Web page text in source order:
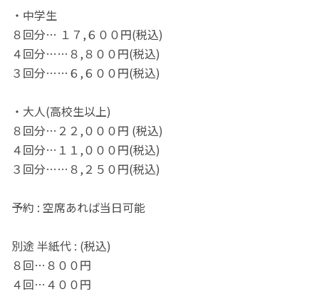
・中学生
８回分… １７,６００円(税込)
４回分……８,８００円(税込)
３回分……６,６００円(税込)
・大人(高校生以上)
８回分…２２,０００円 (税込)
４回分…１１,０００円(税込)
３回分……８,２５０円(税込)
予約 : 空席あれば当日可能
別途 半紙代 : (税込)
８回…８００円
４回…４００円